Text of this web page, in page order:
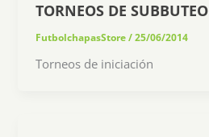
TORNEOS DE SUBBUTEO
FutbolchapasStore/25/06/2014
Torneos de iniciación